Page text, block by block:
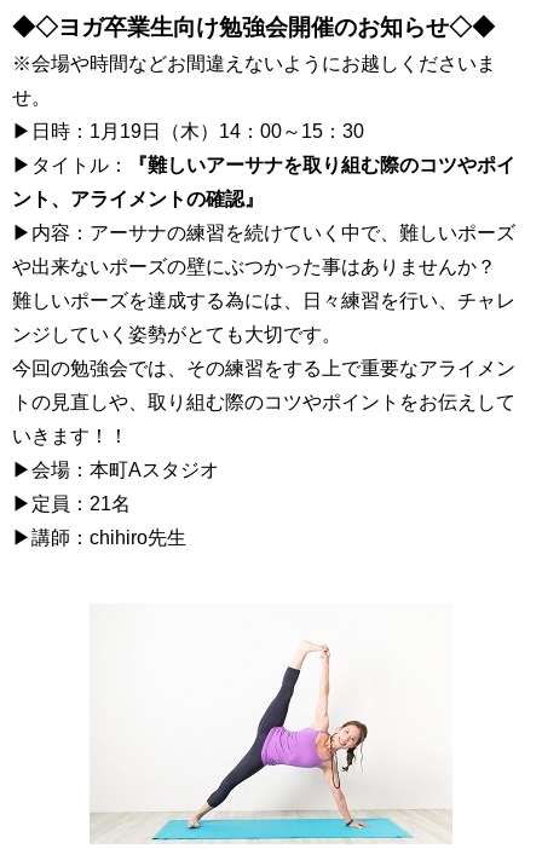
◆◇ヨガ卒業生向け勉強会開催のお知らせ◇◆
※会場や時間などお間違えないようにお越しくださいま
せ。
▶日時：1月19日（木）14：00～15：30
▶タイトル：
『難しいアーサナを取り組む際のコツやポイ
ント、アライメントの確認』
▶内容：アーサナの練習を続けていく中で、難しいポーズ
や出来ないポーズの壁にぶつかった事はありませんか？
難しいポーズを達成する為には、日々練習を行い、チャレ
ンジしていく姿勢がとても大切です。
今回の勉強会では、その練習をする上で重要なアライメン
トの見直しや、取り組む際のコツやポイントをお伝えして
いきます！！
▶会場：本町Aスタジオ
▶定員：21名
▶講師：chihiro先生